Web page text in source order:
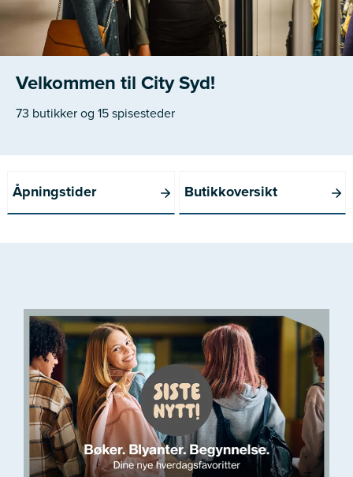
Velkommen til City Syd!
73 butikker og 15 spisesteder
Åpningstider Butikkoversikt